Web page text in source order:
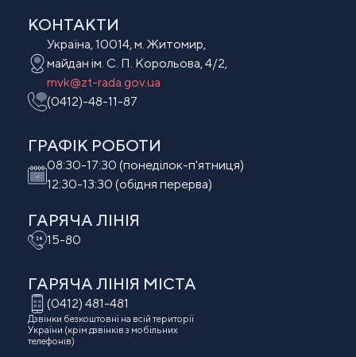
КОНТАКТИ
Україна, 10014, м. Житомир,
майдан ім. С. П. Корольова, 4/2,
mvk@zt-rada.gov.ua
(0412)-48-11-87
ГРАФІК РОБОТИ
08:30-17:30 (понеділок-п'ятниця)
12:30-13:30 (обідня перерва)
ГАРЯЧА ЛІНІЯ
15-80
ГАРЯЧА ЛІНІЯ МIСТА
(0412) 481-481
Дзвінки безкоштовні на всій території
України (крім дзвінків з мобільних
телефонів)